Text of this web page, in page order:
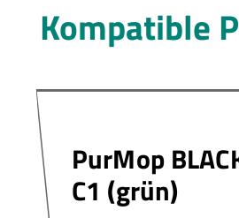
Kompatible
PurMop
C1 (grün)